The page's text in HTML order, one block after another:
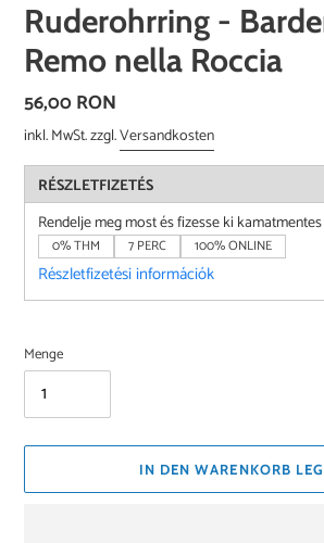
Ruderohrring -
Remo nella Roccia
Normaler
Preis
56,00 RON
inkl. MwSt. zzgl.Versandkosten
RÉSZLETFIZETÉS
Rendelje meg most és fizesse ki
0% THM 7 PERC 100% ONLINE
Részletfizetési információk
Menge
IN DEN WARENKORB